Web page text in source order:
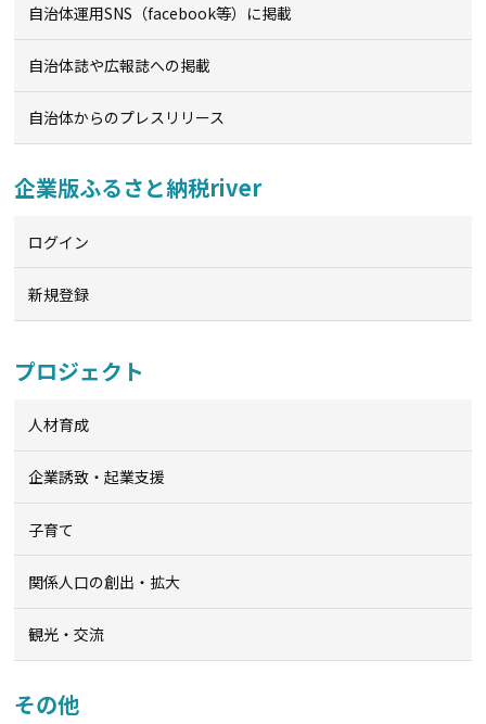
自治体運用SNS（facebook等）に掲載
自治体誌や広報誌への掲載
自治体からのプレスリリース
企業版ふるさと納税river
ログイン
新規登録
プロジェクト
人材育成
企業誘致・起業支援
子育て
関係人口の創出・拡大
観光・交流
その他